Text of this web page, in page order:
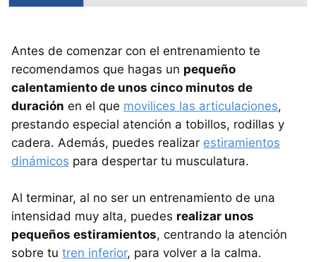
Antes de comenzar con el entrenamiento te
recomendamos que hagas un pequeño
calentamiento de unos cinco minutos de
duración en el que movilices las articulaciones,
prestando especial atención a tobillos, rodillas y
cadera. Además, puedes realizar estiramientos
dinámicos para despertar tu musculatura.
Al terminar, al no ser un entrenamiento de una
intensidad muy alta, puedes realizar unos
pequeños estiramientos, centrando la atención
sobre tu tren inferior, para volver a la calma.